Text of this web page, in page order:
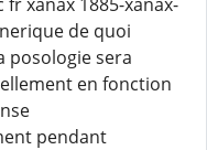
de quoi
posologie sera
en fonction
pendant